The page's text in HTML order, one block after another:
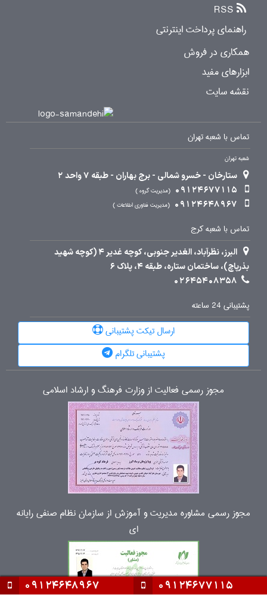
09124677115
09124648967
RSS
راهنمای پرداخت اینترنتی
همکاری در فروش
ابزارهای مفید
نقشه سایت
تماس با شعبه تهران
شعبه تهران
ستارخان - خسرو شمالی - برج بهاران - طبقه 7 واحد 2
09124677115
مدیریت گروه
09124648967 مدیریت فناوری اطلاعات
تماس با شعبه کرج
البرز، نظرآباد، الغدیر جنوبی، کوچه غدیر 4 (کوچه شهید
بذرپاچ)، ساختمان ستاره، طبقه 4، پلاک 6
02645408358
پشتیبانی 24 ساعته
ارسال تیکت پشتیبانی
پشتیبانی تلگرام
مجوز رسمی فعالیت از وزارت فرهنگ و ارشاد اسلامی
مجوز رسمی مشاوره مدیریت و آموزش از سازمان نظام صنفی رایانه
ای